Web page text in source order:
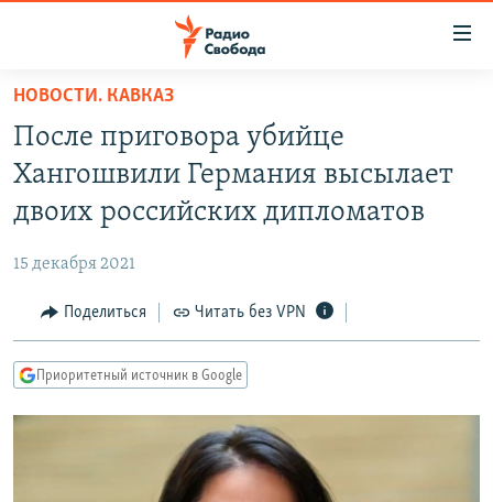
упрощенного
доступа
Вернуться
основному
Вернутся
Вернутся
ПОДКАСТЫ
АВТОРСКИЕ ПРОЕКТЫ
МНЕНИЯ
КУЛЬТУРА
КАВКАЗ.РЕАЛИИ
НОВОСТИ. КАВКАЗ
После приговора убийце
Хангошвили Германия высылает
двоих российских дипломатов
15 декабря 2021
Поделиться Читать без VPN
Приоритетный источник в Google